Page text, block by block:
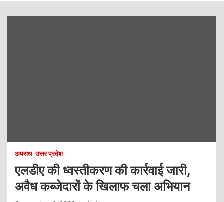
अपराध उत्तर प्रदेश
एलडीए की ध्‍वस्‍तीकरण की कार्रवाई जारी,
अवैध कब्‍जेदारों के खिलाफ चला अभियान